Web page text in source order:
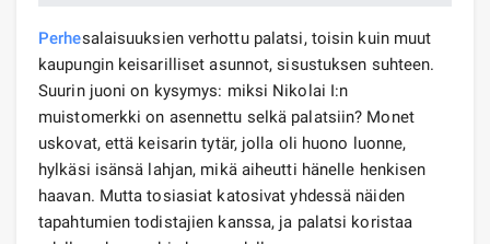
Perhesalaisuuksien verhottu palatsi, toisin kuin muut
kaupungin keisarilliset asunnot, sisustuksen suhteen.
Suurin juoni on kysymys: miksi Nikolai I:n
muistomerkki on asennettu selkä palatsiin? Monet
uskovat, että keisarin tytär, jolla oli huono luonne,
hylkäsi isänsä lahjan, mikä aiheutti hänelle henkisen
haavan. Mutta tosiasiat katosivat yhdessä näiden
tapahtumien todistajien kanssa, ja palatsi koristaa